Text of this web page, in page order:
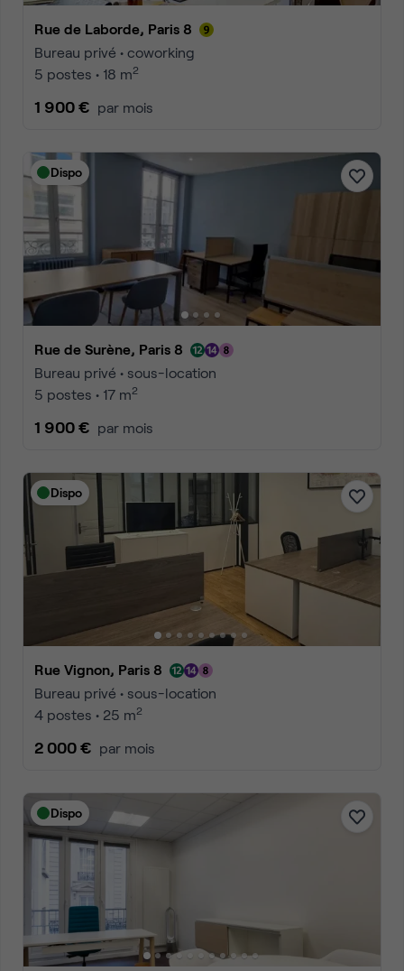
Rue de Laborde, Paris 8
Bureau privé • coworking
5 postes • 18 m2
1 900 € par mois
Dispo
Rue de Surène, Paris 8
Bureau privé • sous-location
5 postes • 17 m2
1 900 € par mois
Dispo
Rue Vignon, Paris 8
Bureau privé • sous-location
4 postes • 25 m2
2 000 € par mois
Dispo